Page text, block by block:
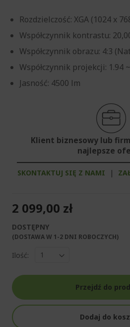
Rozdzielczość: XGA (1024 x
Współczynnik kontrastu:
Współczynnik obrazu: 4:3
Współczynnik projekcji: 1.94
Jasność: 4500 lm
Klient biznesowy lub
najlepsze
SKONTAKTUJ SIĘ Z NAMI |
2 099,00 zł
DOSTĘPNY
(DOSTAWA W 1-2 DNI ROBOCZYCH)​
Ilość:
Przejdź do
Dodaj do